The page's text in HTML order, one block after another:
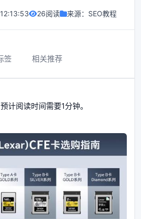
26阅读 来源： SEO教程
签 相关推荐
计阅读时间需要1分钟。